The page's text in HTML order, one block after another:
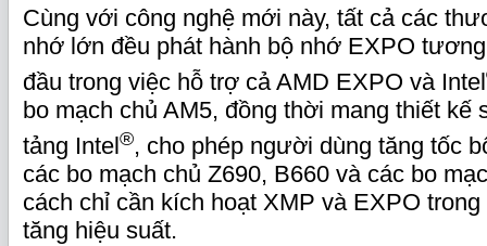
Cùng với công nghệ mới này, tất cả các
nhớ lớn đều phát hành bộ nhớ EXPO
đầu trong việc hỗ trợ cả AMD EXPO và Intel
bo mạch chủ AM5, đồng thời mang thiết kế
tảng Intel ®, cho phép người dùng tăng tốc
các bo mạch chủ Z690, B660 và các bo
cách chỉ cần kích hoạt XMP và EXPO
tăng hiệu suất.